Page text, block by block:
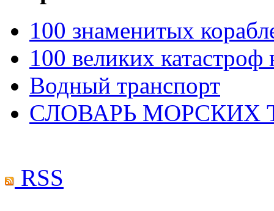
100 знаменитых
100 великих катастроф
Водный транспорт
СЛОВАРЬ МОРСКИХ
RSS